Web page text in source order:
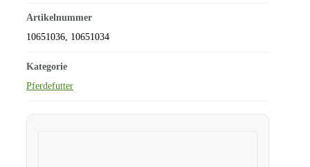
Artikelnummer
10651036, 10651034
Kategorie
Pferdefutter